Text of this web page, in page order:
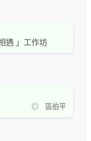
遇 」工作坊
◎ 區伯平